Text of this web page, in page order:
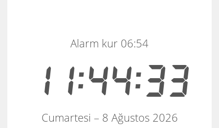
11:44:33
Alarm kur 06:54
Cumartesi – 8 Ağustos 2026